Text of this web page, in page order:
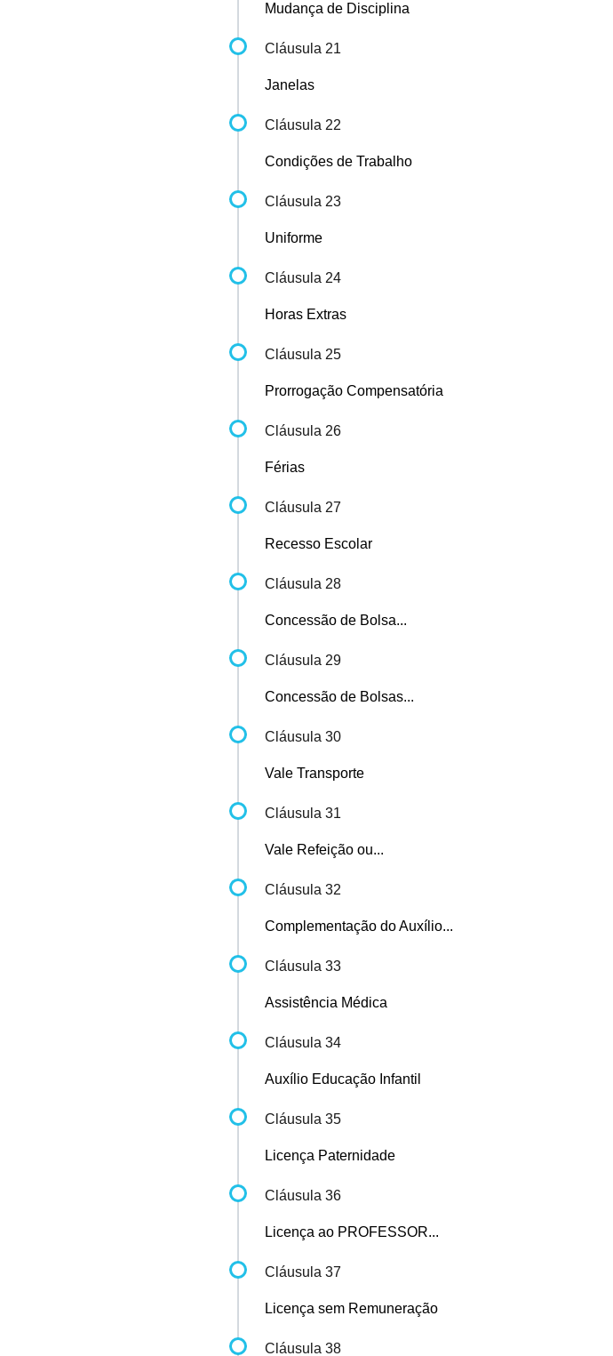
Mudança de Disciplina
Cláusula 21
Janelas
Cláusula 22
Condições de Trabalho
Cláusula 23
Uniforme
Cláusula 24
Horas Extras
Cláusula 25
Prorrogação Compensatória
Cláusula 26
Férias
Cláusula 27
Recesso Escolar
Cláusula 28
Concessão de Bolsa...
Cláusula 29
Concessão de Bolsas...
Cláusula 30
Vale Transporte
Cláusula 31
Vale Refeição ou...
Cláusula 32
Complementação do Auxílio...
Cláusula 33
Assistência Médica
Cláusula 34
Auxílio Educação Infantil
Cláusula 35
Licença Paternidade
Cláusula 36
Licença ao PROFESSOR...
Cláusula 37
Licença sem Remuneração
Cláusula 38